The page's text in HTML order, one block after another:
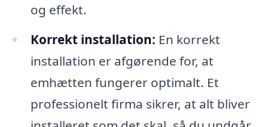
og effekt.
Korrekt installation: En korrekt
installation er afgørende for, at
emhætten fungerer optimalt. Et
professionelt firma sikrer, at alt bliver